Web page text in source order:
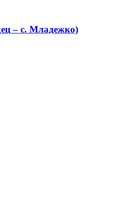
– с. Младежко)